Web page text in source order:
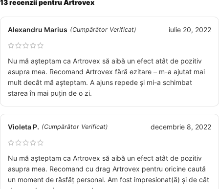
13 recenzii pentruArtrovex
Alexandru Marius (Cumpărător Verificat) iulie 20, 2022
Nu mă așteptam ca Artrovex să aibă un efect atât de pozitiv
asupra mea. Recomand Artrovex fără ezitare – m-a ajutat mai
mult decât mă așteptam. A ajuns repede și mi-a schimbat
starea în mai puțin de o zi.
Violeta P. (Cumpărător Verificat) decembrie 8, 2022
Nu mă așteptam ca Artrovex să aibă un efect atât de pozitiv
asupra mea. Recomand cu drag Artrovex pentru oricine caută
un moment de răsfăț personal. Am fost impresionat(ă) și de cât